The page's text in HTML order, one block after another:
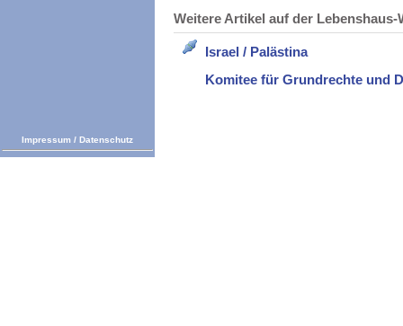
Weitere Artikel auf der
Israel / Palästina
Komitee für Grundrechte und
Impressum / Datenschutz